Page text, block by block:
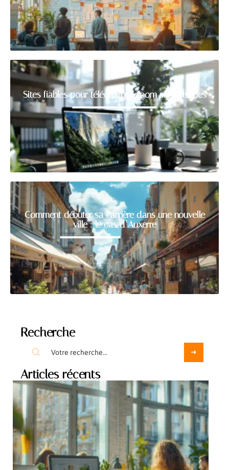
Sites fiables pour télécharger Zoom sans risques
Comment débuter sa carrière dans une nouvelle
ville : le cas d’Auxerre
Recherche
Articles récents